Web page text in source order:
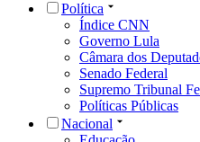
Política
Índice CNN
Governo Lula
Câmara dos
Senado Federal
Supremo Tribunal
Políticas Públicas
Nacional